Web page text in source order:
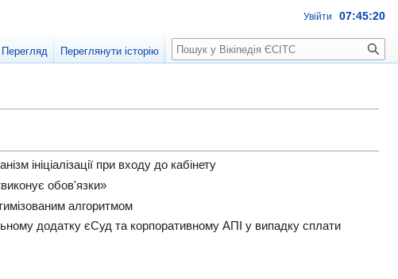
ініціалізації при входу до кабінету
обов'язки»
алгоритмом
додатку єСуд та корпоративному АПІ у випадку сплати
Увійти 07:45:21
Перегляд Переглянути історію Пошук